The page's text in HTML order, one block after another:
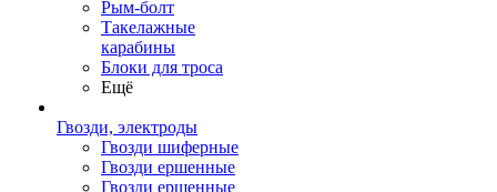
Рым-болт
Такелажные
карабины
Блоки для троса
Ещё
Гвозди, электроды
Гвозди шиферные
Гвозди ершенные
Гвозди ершенные